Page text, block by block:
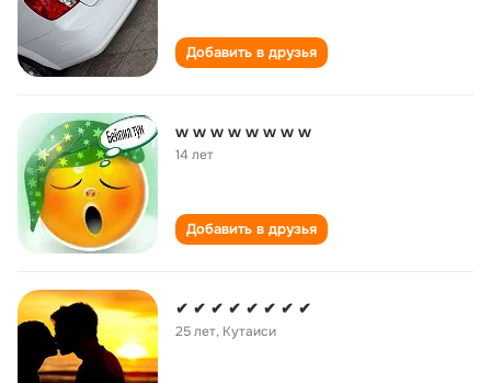
Добавить в друзья
w w w w w w w w
14 лет
Добавить в друзья
✔ ✔ ✔ ✔ ✔ ✔ ✔ ✔
25 лет, Кутаиси